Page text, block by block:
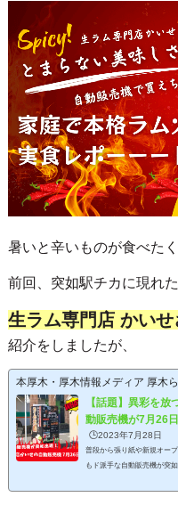
暑いと辛いものが食べた
前回、突如駅チカに現れた
生ラム専門店 かい
紹介をしましたが、
本厚木・厚木情報メディア 厚木
【話題】異彩を
動販売機が7月26
🕒️2023年7月28日
普段から張り紙や新規オー
もド派手な自動販売機が突